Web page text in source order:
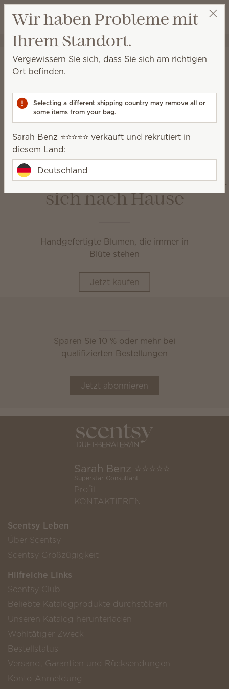
Wunschliste
Warenkorb
Sarah Benz ⭐️⭐️⭐️⭐️⭐️ Party auswählen
Kabellos
Weise, zu Hause oder unterwegs.
Scent Circles
Scent Paks
Holen Sie sich die Natur zu
sich nach Hause
Handgefertigte Blumen, die immer in
Blüte stehen
Jetzt kaufen
Sparen Sie 10 % oder mehr bei
qualifizierten Bestellungen
Jetzt abonnieren
Sarah Benz ⭐️⭐️⭐️⭐️⭐️
Superstar Consultant
Profil
KONTAKTIEREN
Scentsy Leben
Über Scentsy
Scentsy Großzügigkeit
Hilfreiche Links
Scentsy Club
Beliebte Katalogprodukte durchstöbern
Unseren Katalog herunterladen
Wohltätiger Zweck
Bestellstatus
Versand, Garantien und Rücksendungen
Konto-Anmeldung
Wir haben Probleme mit
Ihrem Standort.
Vergewissern Sie sich, dass Sie sich am richtigen
Ort befinden.
Selecting a different shipping country may remove all or
some items from your bag.
Sarah Benz ⭐️⭐️⭐️⭐️⭐️ verkauft und rekrutiert in
diesem Land:
Deutschland